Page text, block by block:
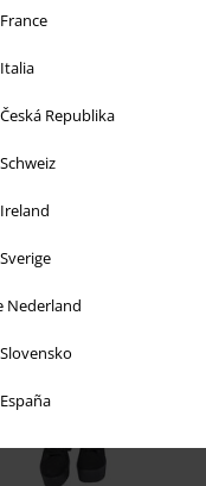
Republika
Nederland
Hot Pants